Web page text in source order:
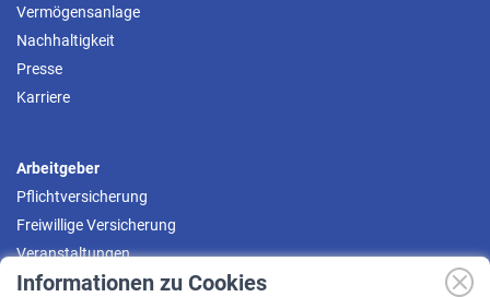
Informationen zu Cookies
Vermögensanlage
Nachhaltigkeit
Presse
Karriere
Arbeitgeber
Pflichtversicherung
Freiwillige Versicherung
Veranstaltungen